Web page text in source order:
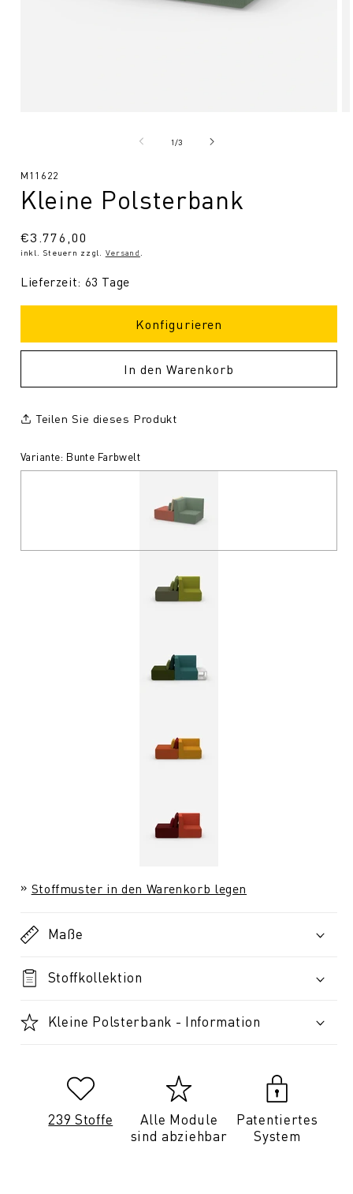
1/von
3
SKU:
M11622
Kleine Polsterbank
Normaler
Preis
€3.776,00
inkl. Steuern zzgl. Versand
Lieferzeit: 63 Tage
Konfigurieren
In den Warenkorb
Teilen Sie dieses Produkt
Variante: Bunte Farbwelt
Stoffmuster in den Warenkorb legen
Maße
Stoffkollektion
Kleine Polsterbank - Information
239 Stoffe
Alle Module
sind abziehbar
Patentiertes
System